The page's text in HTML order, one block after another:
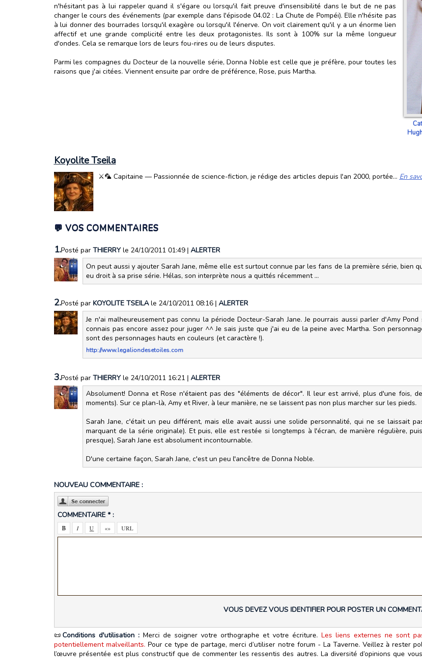
n'hésitant pas à lui rappeler quand il s'égare ou lorsqu'il fait preuve d'insensibilité dans le but de ne pas
changer le cours des événements (par exemple dans l'épisode 04.02 : La Chute de Pompéi). Elle n'hésite pas
à lui donner des bourrades lorsqu'il exagère ou lorsqu'il l'énerve. On voit clairement qu'il y a un énorme lien
affectif et une grande complicité entre les deux protagonistes. Ils sont à 100% sur la même longueur
d'ondes. Cela se remarque lors de leurs fou-rires ou de leurs disputes.
Parmi les compagnes du Docteur de la nouvelle série, Donna Noble est celle que je préfère, pour toutes les
raisons que j'ai citées. Viennent ensuite par ordre de préférence, Rose, puis Martha.
Koyolite Tseila
⚔️🦜 Capitaine — Passionnée de science-fiction, je rédige des articles depuis l'an 2000, portée... En
💬 VOS COMMENTAIRES
1.Posté par THIERRY le 24/10/2011 01:49 | ALERTER
On peut aussi y ajouter Sarah Jane, même elle est surtout connue par les fans de la première série, bien
eu droit à sa prise série. Hélas, son interprète nous a quittés récemment ...
2.Posté par KOYOLITE TSEILAle 24/10/2011 08:16 | ALERTER
Je n'ai malheureusement pas connu la période Docteur-Sarah Jane. Je pourrais aussi parler d'Amy
connais pas encore assez pour juger ^^ Je sais juste que j'ai eu de la peine avec Martha. Son
sont des personnages hauts en couleurs (et caractère !).
http://www.legaliondesetoiles.com
3.Posté par THIERRY le 24/10/2011 16:21 | ALERTER
Absolument! Donna et Rose n'étaient pas des "éléments de décor". Il leur est arrivé, plus d'une fois,
moments). Sur ce plan-là, Amy et River, à leur manière, ne se laissent pas non plus marcher sur les pieds.
Sarah Jane, c'était un peu différent, mais elle avait aussi une solide personnalité, qui ne se laissait
marquant de la série originale). Et puis, elle est restée si longtemps à l'écran, de manière régulière,
presque), Sarah Jane est absolument incontournable.
D'une certaine façon, Sarah Jane, c'est un peu l'ancêtre de Donna Noble.
NOUVEAU COMMENTAIRE :
COMMENTAIRE * :
VOUS DEVEZ VOUS IDENTIFIER POUR POSTER UN
📜Conditions d'utilisation :Merci de soigner votre orthographe et votre écriture.Les liens externes ne sont
potentiellement malveillants. Pour ce type de partage, merci d’utiliser notre forum - La Taverne. Veillez à rester
l’œuvre présentée est plus constructif que de commenter les ressentis des autres. La diversité d’opinions que